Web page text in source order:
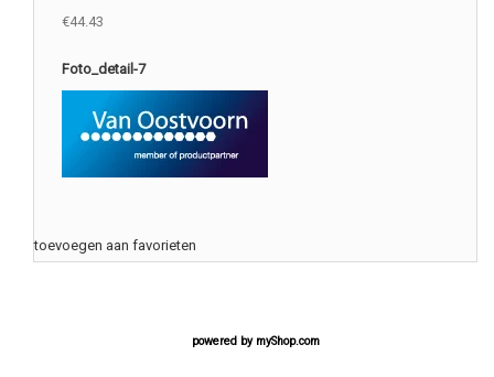
€44.43
Foto_detail-7
toevoegen aan favorieten
powered by myShop.com